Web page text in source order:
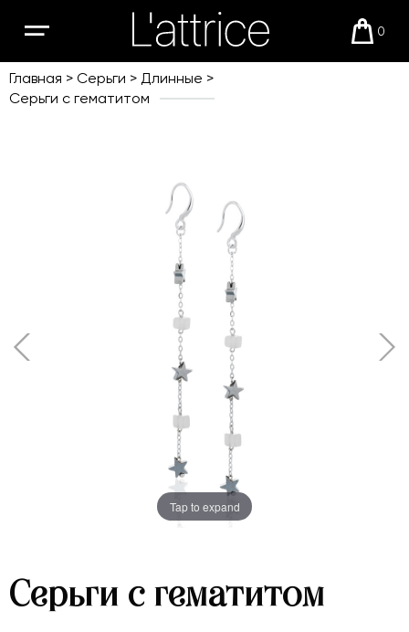
Открыть
0
Главная Серьги
Длинные
Серьги с гематитом
Tap to expand
Серьги с гематитом